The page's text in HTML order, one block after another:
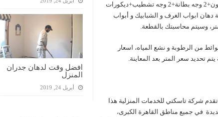
افضل وقت لدهان جدران
المنزل
أبريل 24, 2019
عمل 1 وجه سيلر مائى +3 وجه معجون+2 وجه بطانة+2 وجه تشطيب+ديكورات
دهان ابواب الغرف و الشبابيك و أبواب
وسيتم محاسبتك بالقطعة.
من الرطوبة و نشع المياه، اسعار
تحديد سعر المتر بعد المعاينة.
تقدم شركة تاسكتي للخدمات المنزلية هذا
في جميع مناطق القاهرة الكبرى،